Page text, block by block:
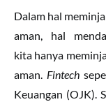
Dalam hal
aman, hal
kita hanya
aman. Fintech
Keuangan (OJK).